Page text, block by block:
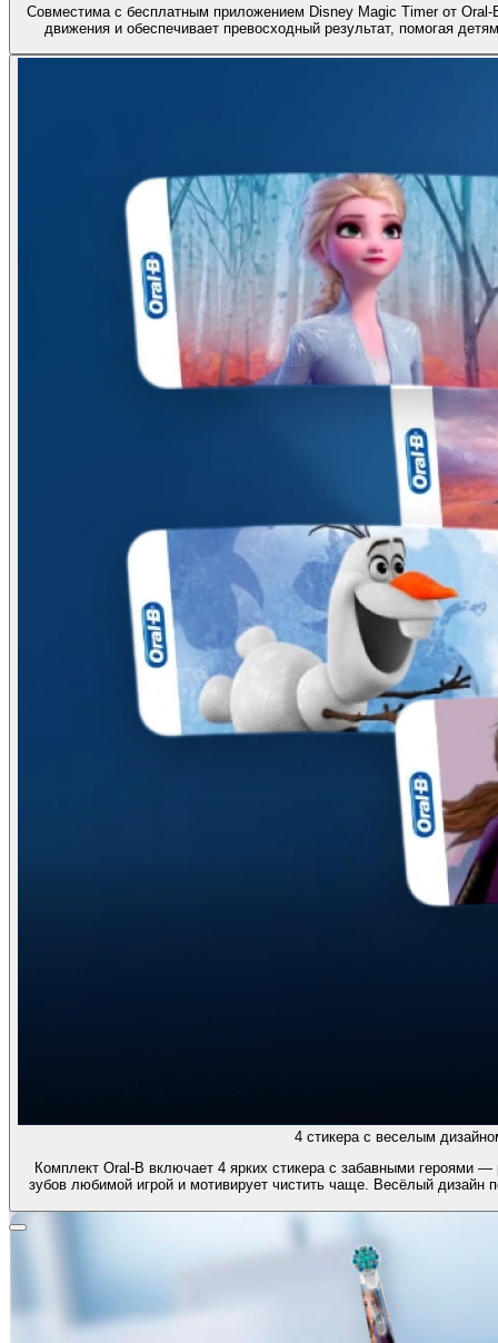
Совместима с бесплатным приложением Disney Magic Timer от
движения и обеспечивает превосходный результат, помогая
4 стикера с веселым
Комплект Oral-B включает 4 ярких стикера с забавными героями
зубов любимой игрой и мотивирует чистить чаще. Весёлый дизайн